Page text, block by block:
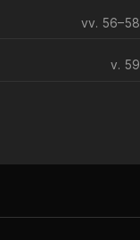
vv. 56–58
v. 59